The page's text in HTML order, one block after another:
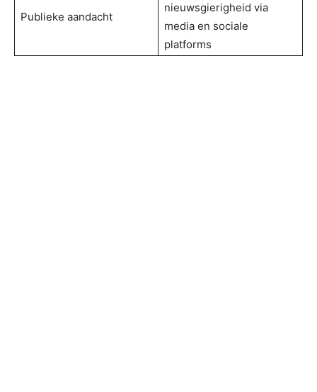
Publieke aandacht
nieuwsgierigheid via
media en sociale
platforms